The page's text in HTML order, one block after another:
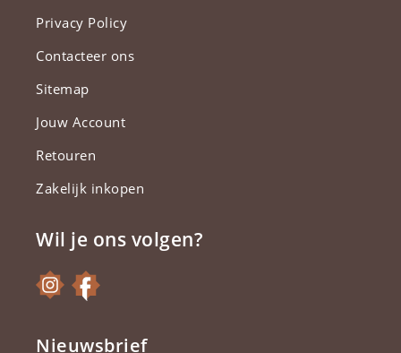
Privacy Policy
Contacteer ons
Sitemap
Jouw Account
Retouren
Zakelijk inkopen
Wil je ons volgen?
Nieuwsbrief